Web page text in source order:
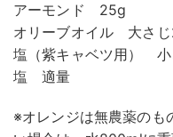
アーモンド 25g
オリーブオイル 大さ
塩（紫キャベツ用） 小
塩 適量
※オレンジは無農薬のも